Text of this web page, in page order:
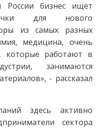
бизнес ищет
для нового
из самых разных
медицина, очень
которые работают в
занимаются
- рассказал
здесь активно
сектора